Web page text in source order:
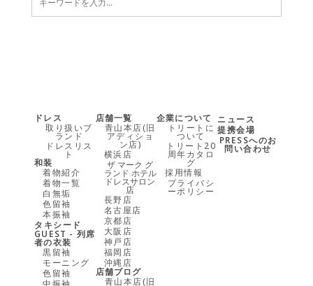
ドレス
取り扱いブ
ランド
ドレスリス
ト
和装
着物紹介
着物一覧
白無垢
色留袖
本振袖
タキシード
GUEST - 列席
者の衣装
黒留袖
モーニング
色留袖
店舗一覧
青山本店(旧
アディショ
ン店)
横浜店
ザ マーク グ
ランド ホテル
ドレスサロン
店
長野店
名古屋店
京都店
大阪店
神戸店
福岡店
沖縄店
店舗ブログ
企業について
トリートに
ついて
トリート20
周年カタロ
グ
採用情報
プライバシ
ーポリシー
ニュース
提携会場
PRESSへのお
問い合わせ